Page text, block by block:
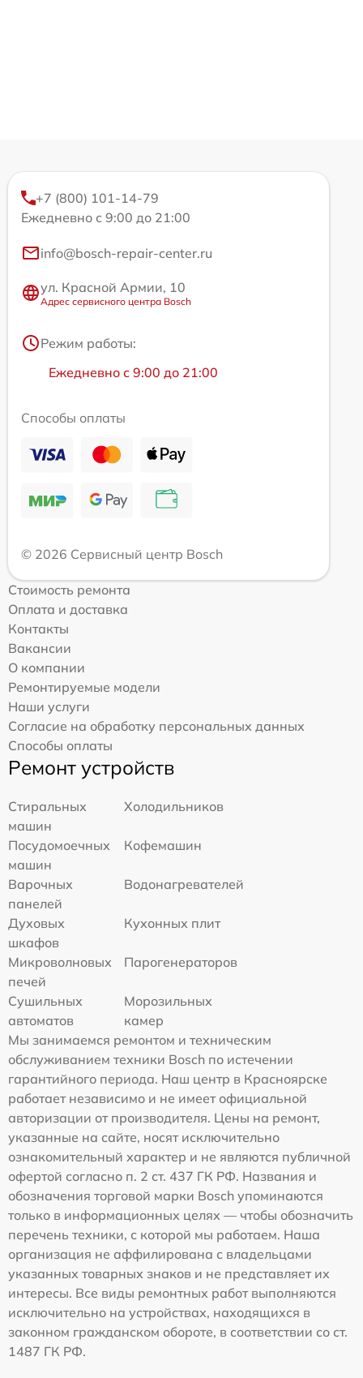
+7 (800) 101-14-79
Ежедневно с 9:00 до 21:00
info@bosch-repair-center.ru
ул. Красной Армии, 10
Адрес сервисного центра Bosch
Режим работы:
Ежедневно с 9:00 до 21:00
Способы оплаты
© 2026 Сервисный центр Bosch
Стоимость ремонта
Оплата и доставка
Контакты
Вакансии
О компании
Ремонтируемые модели
Наши услуги
Согласие на обработку персональных данных
Способы оплаты
Ремонт устройств
Стиральных
машин
Холодильников
Посудомоечных
машин
Кофемашин
Варочных
панелей
Водонагревателей
Духовых
шкафов
Кухонных плит
Микроволновых
печей
Парогенераторов
Сушильных
автоматов
Морозильных
камер
Мы занимаемся ремонтом и техническим
обслуживанием техники Bosch по истечении
гарантийного периода. Наш центр в Красноярске
работает независимо и не имеет официальной
авторизации от производителя. Цены на ремонт,
указанные на сайте, носят исключительно
ознакомительный характер и не являются публичной
офертой согласно п. 2 ст. 437 ГК РФ. Названия и
обозначения торговой марки Bosch упоминаются
только в информационных целях — чтобы обозначить
перечень техники, с которой мы работаем. Наша
организация не аффилирована с владельцами
указанных товарных знаков и не представляет их
интересы. Все виды ремонтных работ выполняются
исключительно на устройствах, находящихся в
законном гражданском обороте, в соответствии со ст.
1487 ГК РФ.